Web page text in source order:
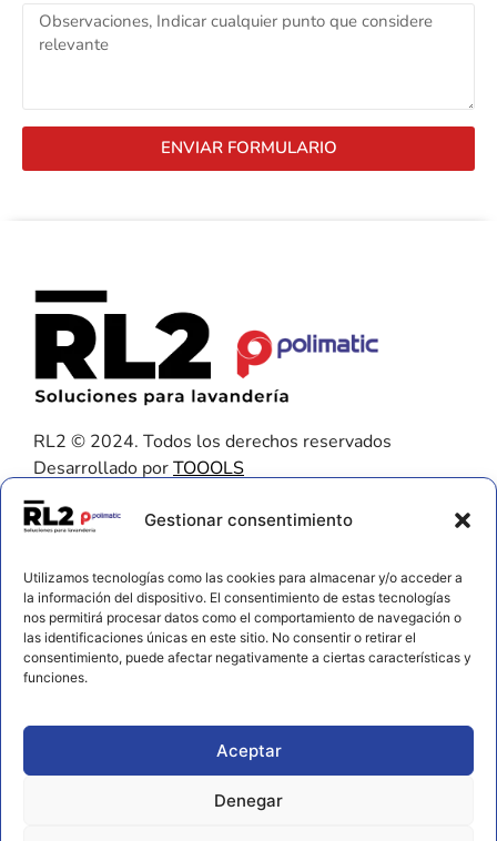
Gestionar consentimiento
Utilizamos tecnologías como las cookies para almacenar y/o acceder a
la información del dispositivo. El consentimiento de estas tecnologías
nos permitirá procesar datos como el comportamiento de navegación o
las identificaciones únicas en este sitio. No consentir o retirar el
consentimiento, puede afectar negativamente a ciertas características y
funciones.
Aceptar
Denegar
ENVIAR FORMULARIO
RL2 © 2024. Todos los derechos reservados
Desarrollado porTOOOLS
Contacto
672 202 722
info@rl2.eu
Información
Aviso legal y privacidad
Declaración de accesibilidad